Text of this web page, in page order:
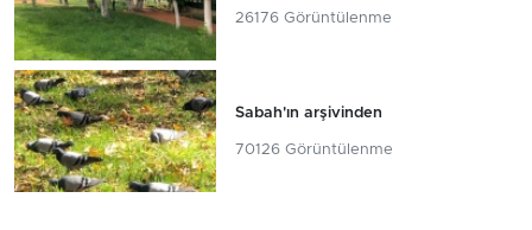
26176 Görüntülenme
Sabah'ın arşivinden
70126 Görüntülenme